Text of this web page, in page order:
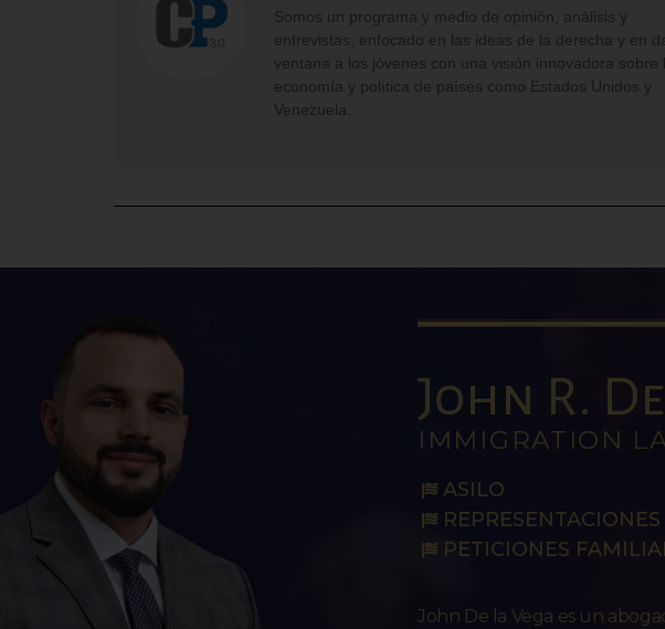
Somos un programa y medio de opinión, análisis y
entrevistas, enfocado en las ideas de la derecha y en
ventana a los jóvenes con una visión innovadora sobre
economía y política de países como Estados Unidos y
Venezuela.
John R.
IMMIGRATION
ASILO
PETICIONES
John De la Vega es un